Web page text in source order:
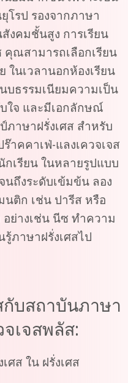
รป รองจากภาษา
งคมชั้นสูง การเรียน
คุณสามารถเลือกเรียน
ในเวลานอกห้องเรียน
ธรรมเนียมความเป็น
ใจ และมีเอกลักษณ์
ภาษาฝรั่งเศส สำหรับ
าคคาเฟ่-แลงเควจเจส
เรียน ในหลายรูปแบบ
ถึงระดับเข้มข้น ลอง
นติก เช่น ปารีส หรือ
ย่างเช่น นีซ ทำความ
ภาษาฝรั่งเศสไป
บสถาบันภาษา
เจสพลัส:
ศส ใน ฝรั่งเศส